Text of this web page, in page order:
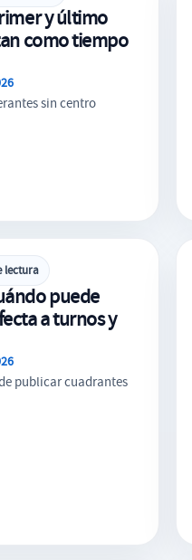
y último
como tiempo
sin centro
lectura
puede
a turnos y
publicar cuadrantes